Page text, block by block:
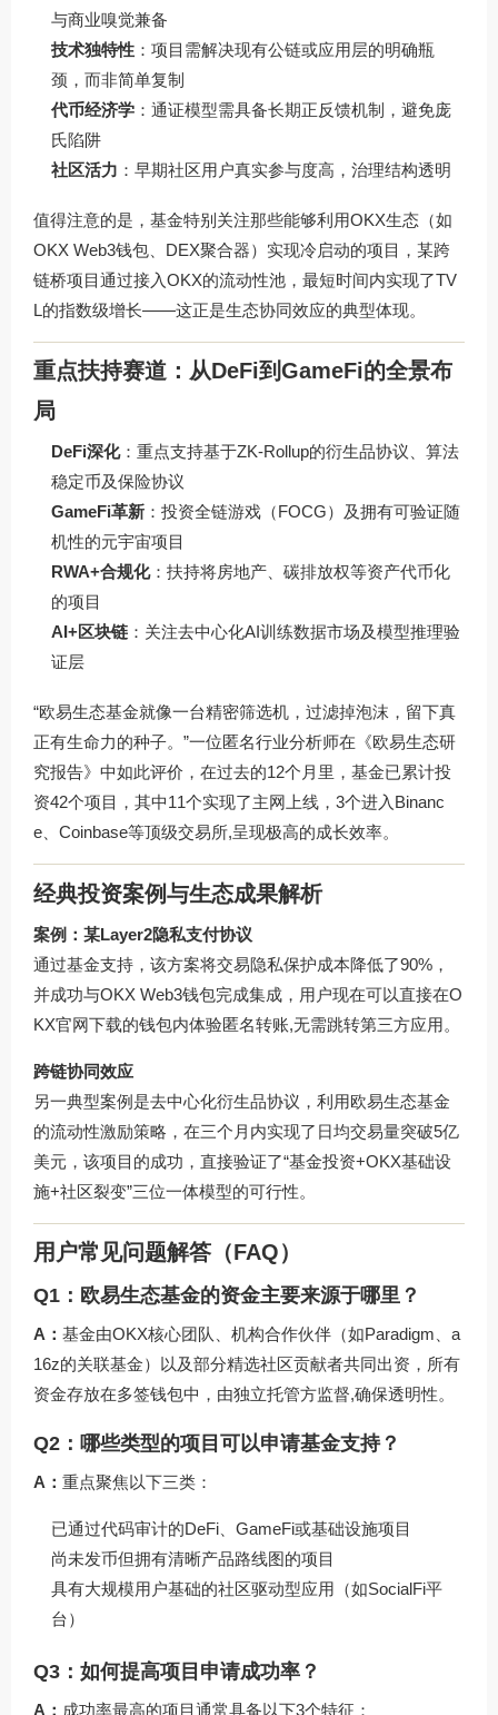
与商业嗅觉兼备
技术独特性 ：项目需解决现有公链或应用层的明确瓶
颈，而非简单复制
代币经济学 ：通证模型需具备长期正反馈机制，避免庞
氏陷阱
社区活力 ：早期社区用户真实参与度高，治理结构透明
值得注意的是，基金特别关注那些能够利用OKX生态（如
OKX Web3钱包、DEX聚合器）实现冷启动的项目，某跨
链桥项目通过接入OKX的流动性池，最短时间内实现了TV
L的指数级增长——这正是生态协同效应的典型体现。
重点扶持赛道：从DeFi到GameFi的全景布
局
DeFi深化：重点支持基于ZK-Rollup的衍生品协议、算法
稳定币及保险协议
GameFi革新 ：投资全链游戏（FOCG）及拥有可验证随
机性的元宇宙项目
RWA+合规化：扶持将房地产、碳排放权等资产代币化
的项目
AI+区块链 ：关注去中心化AI训练数据市场及模型推理验
证层
“欧易生态基金就像一台精密筛选机，过滤掉泡沫，留下真
正有生命力的种子。”一位匿名行业分析师在《欧易生态研
究报告》中如此评价，在过去的12个月里，基金已累计投
资42个项目，其中11个实现了主网上线，3个进入Binanc
e、Coinbase等顶级交易所,呈现极高的成长效率。
经典投资案例与生态成果解析
案例：某Layer2隐私支付协议
通过基金支持，该方案将交易隐私保护成本降低了90%，
并成功与OKX Web3钱包完成集成，用户现在可以直接在O
KX官网下载的钱包内体验匿名转账,无需跳转第三方应用。
跨链协同效应
另一典型案例是去中心化衍生品协议，利用欧易生态基金
的流动性激励策略，在三个月内实现了日均交易量突破5亿
美元，该项目的成功，直接验证了“基金投资+OKX基础设
施+社区裂变”三位一体模型的可行性。
用户常见问题解答（FAQ）
Q1：欧易生态基金的资金主要来源于哪里？
A： 基金由OKX核心团队、机构合作伙伴（如Paradigm、a
16z的关联基金）以及部分精选社区贡献者共同出资，所有
资金存放在多签钱包中，由独立托管方监督,确保透明性。
Q2：哪些类型的项目可以申请基金支持？
A： 重点聚焦以下三类：
已通过代码审计的DeFi、GameFi或基础设施项目
尚未发币但拥有清晰产品路线图的项目
具有大规模用户基础的社区驱动型应用（如SocialFi平
台）
Q3：如何提高项目申请成功率？
A： 成功率最高的项目通常具备以下3个特征：